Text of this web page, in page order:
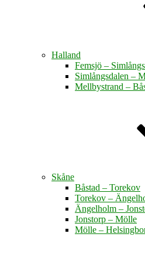
Halland
Femsjö –
Simlångsdalen –
Mellbystrand –
Skåne
Båstad – Torekov
Torekov –
Ängelholm –
Jonstorp – Mölle
Mölle –